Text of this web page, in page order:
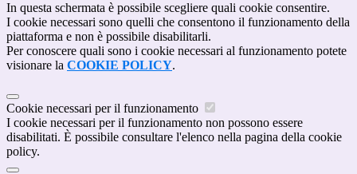
In questa schermata è possibile scegliere quali cookie consentire.
I cookie necessari sono quelli che consentono il funzionamento della
piattaforma e non è possibile disabilitarli.
Per conoscere quali sono i cookie necessari al funzionamento potete
visionare la COOKIE POLICY.
Cookie necessari per il funzionamento
I cookie necessari per il funzionamento non possono essere
disabilitati. È possibile consultare l'elenco nella pagina della cookie
policy.